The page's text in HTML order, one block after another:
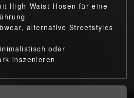
High-Waist-Hosen für eine
alternative Streetstyles
oder
inszenieren